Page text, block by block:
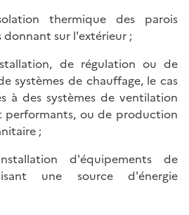
thermique des parois
sur l'extérieur ;
de régulation ou de
systèmes de chauffage, le cas
à des systèmes de ventilation
performants, ou de production
;
d'équipements de
une source d'énergie